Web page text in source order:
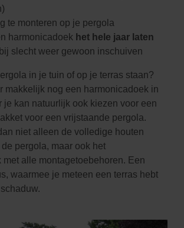
te monteren op je pergola
harmonicadoek het hele jaar laten
slecht weer gewoon inschuiven
in je tuin of op je terras staan?
makkelijk nog een harmonicadoek in
je kan natuurlijk ook kiezen voor een
voor een vrijstaande pergola.
niet alleen de volledige houten
pergola, maar ook het
met alle montagetoebehoren. Een
waarmee je meteen een terras hebt